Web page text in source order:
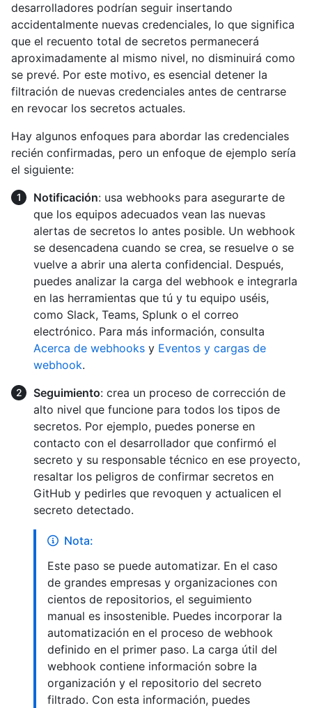
desarrolladores podrían seguir insertando
accidentalmente nuevas credenciales, lo que significa
que el recuento total de secretos permanecerá
aproximadamente al mismo nivel, no disminuirá como
se prevé. Por este motivo, es esencial detener la
filtración de nuevas credenciales antes de centrarse
en revocar los secretos actuales.
Hay algunos enfoques para abordar las credenciales
recién confirmadas, pero un enfoque de ejemplo sería
el siguiente:
Notificación: usa webhooks para asegurarte de
que los equipos adecuados vean las nuevas
alertas de secretos lo antes posible. Un webhook
se desencadena cuando se crea, se resuelve o se
vuelve a abrir una alerta confidencial. Después,
puedes analizar la carga del webhook e integrarla
en las herramientas que tú y tu equipo uséis,
como Slack, Teams, Splunk o el correo
electrónico. Para más información, consulta
Acerca de webhooks y Eventos y cargas de
webhook.
Seguimiento: crea un proceso de corrección de
alto nivel que funcione para todos los tipos de
secretos. Por ejemplo, puedes ponerse en
contacto con el desarrollador que confirmó el
secreto y su responsable técnico en ese proyecto,
resaltar los peligros de confirmar secretos en
GitHub y pedirles que revoquen y actualicen el
secreto detectado.
Nota:
Este paso se puede automatizar. En el caso
de grandes empresas y organizaciones con
cientos de repositorios, el seguimiento
manual es insostenible. Puedes incorporar la
automatización en el proceso de webhook
definido en el primer paso. La carga útil del
webhook contiene información sobre la
organización y el repositorio del secreto
filtrado. Con esta información, puedes